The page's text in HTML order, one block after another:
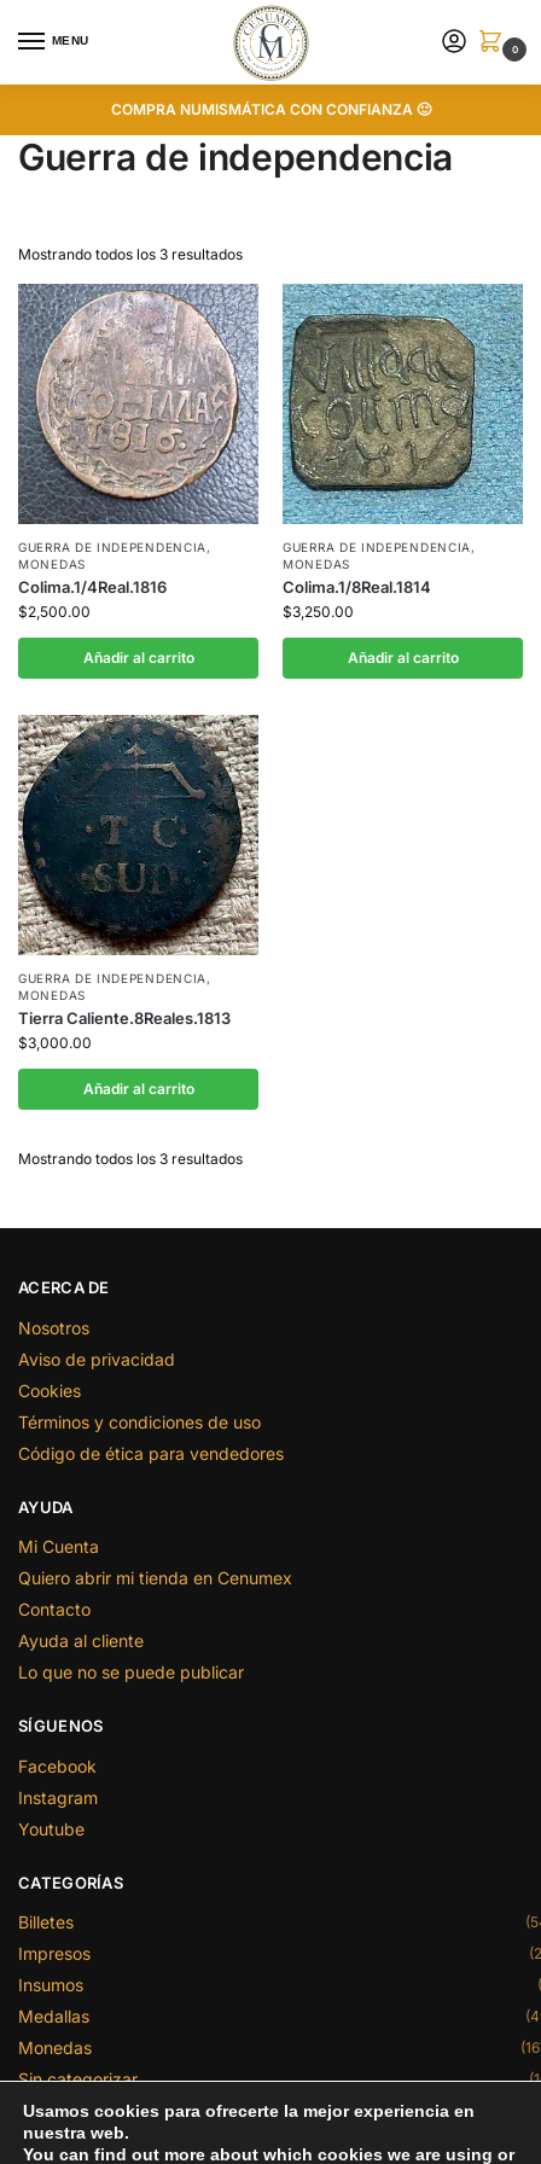
MENU
0
COMPRA NUMISMÁTICA CON CONFIANZA 🙂
Guerra de independencia
Mostrando todos los 3 resultados
GUERRA DE INDEPENDENCIA ,
MONEDAS
Colima.1/4Real.1816
$2,500.00
Añadir al carrito
GUERRA DE INDEPENDENCIA ,
MONEDAS
Colima.1/8Real.1814
$3,250.00
Añadir al carrito
GUERRA DE INDEPENDENCIA ,
MONEDAS
Tierra Caliente.8Reales.1813
$3,000.00
Añadir al carrito
Mostrando todos los 3 resultados
ACERCA DE
Nosotros
Aviso de privacidad
Cookies
Términos y condiciones de uso
Código de ética para vendedores
AYUDA
Mi Cuenta
Quiero abrir mi tienda en Cenumex
Contacto
Ayuda al cliente
Lo que no se puede publicar
SÍGUENOS
Facebook
Instagram
Youtube
CATEGORÍAS
Billetes
Impresos
Insumos
Medallas
Monedas
Sin categorizar
Centro Numismático de México y Cenumex son marcas
registradas de Haifurai S.A de C.V.® ❘ México 2024
Usamos cookies para ofrecerte la mejor experiencia en
nuestra web.
You can find out more about which cookies we are using or